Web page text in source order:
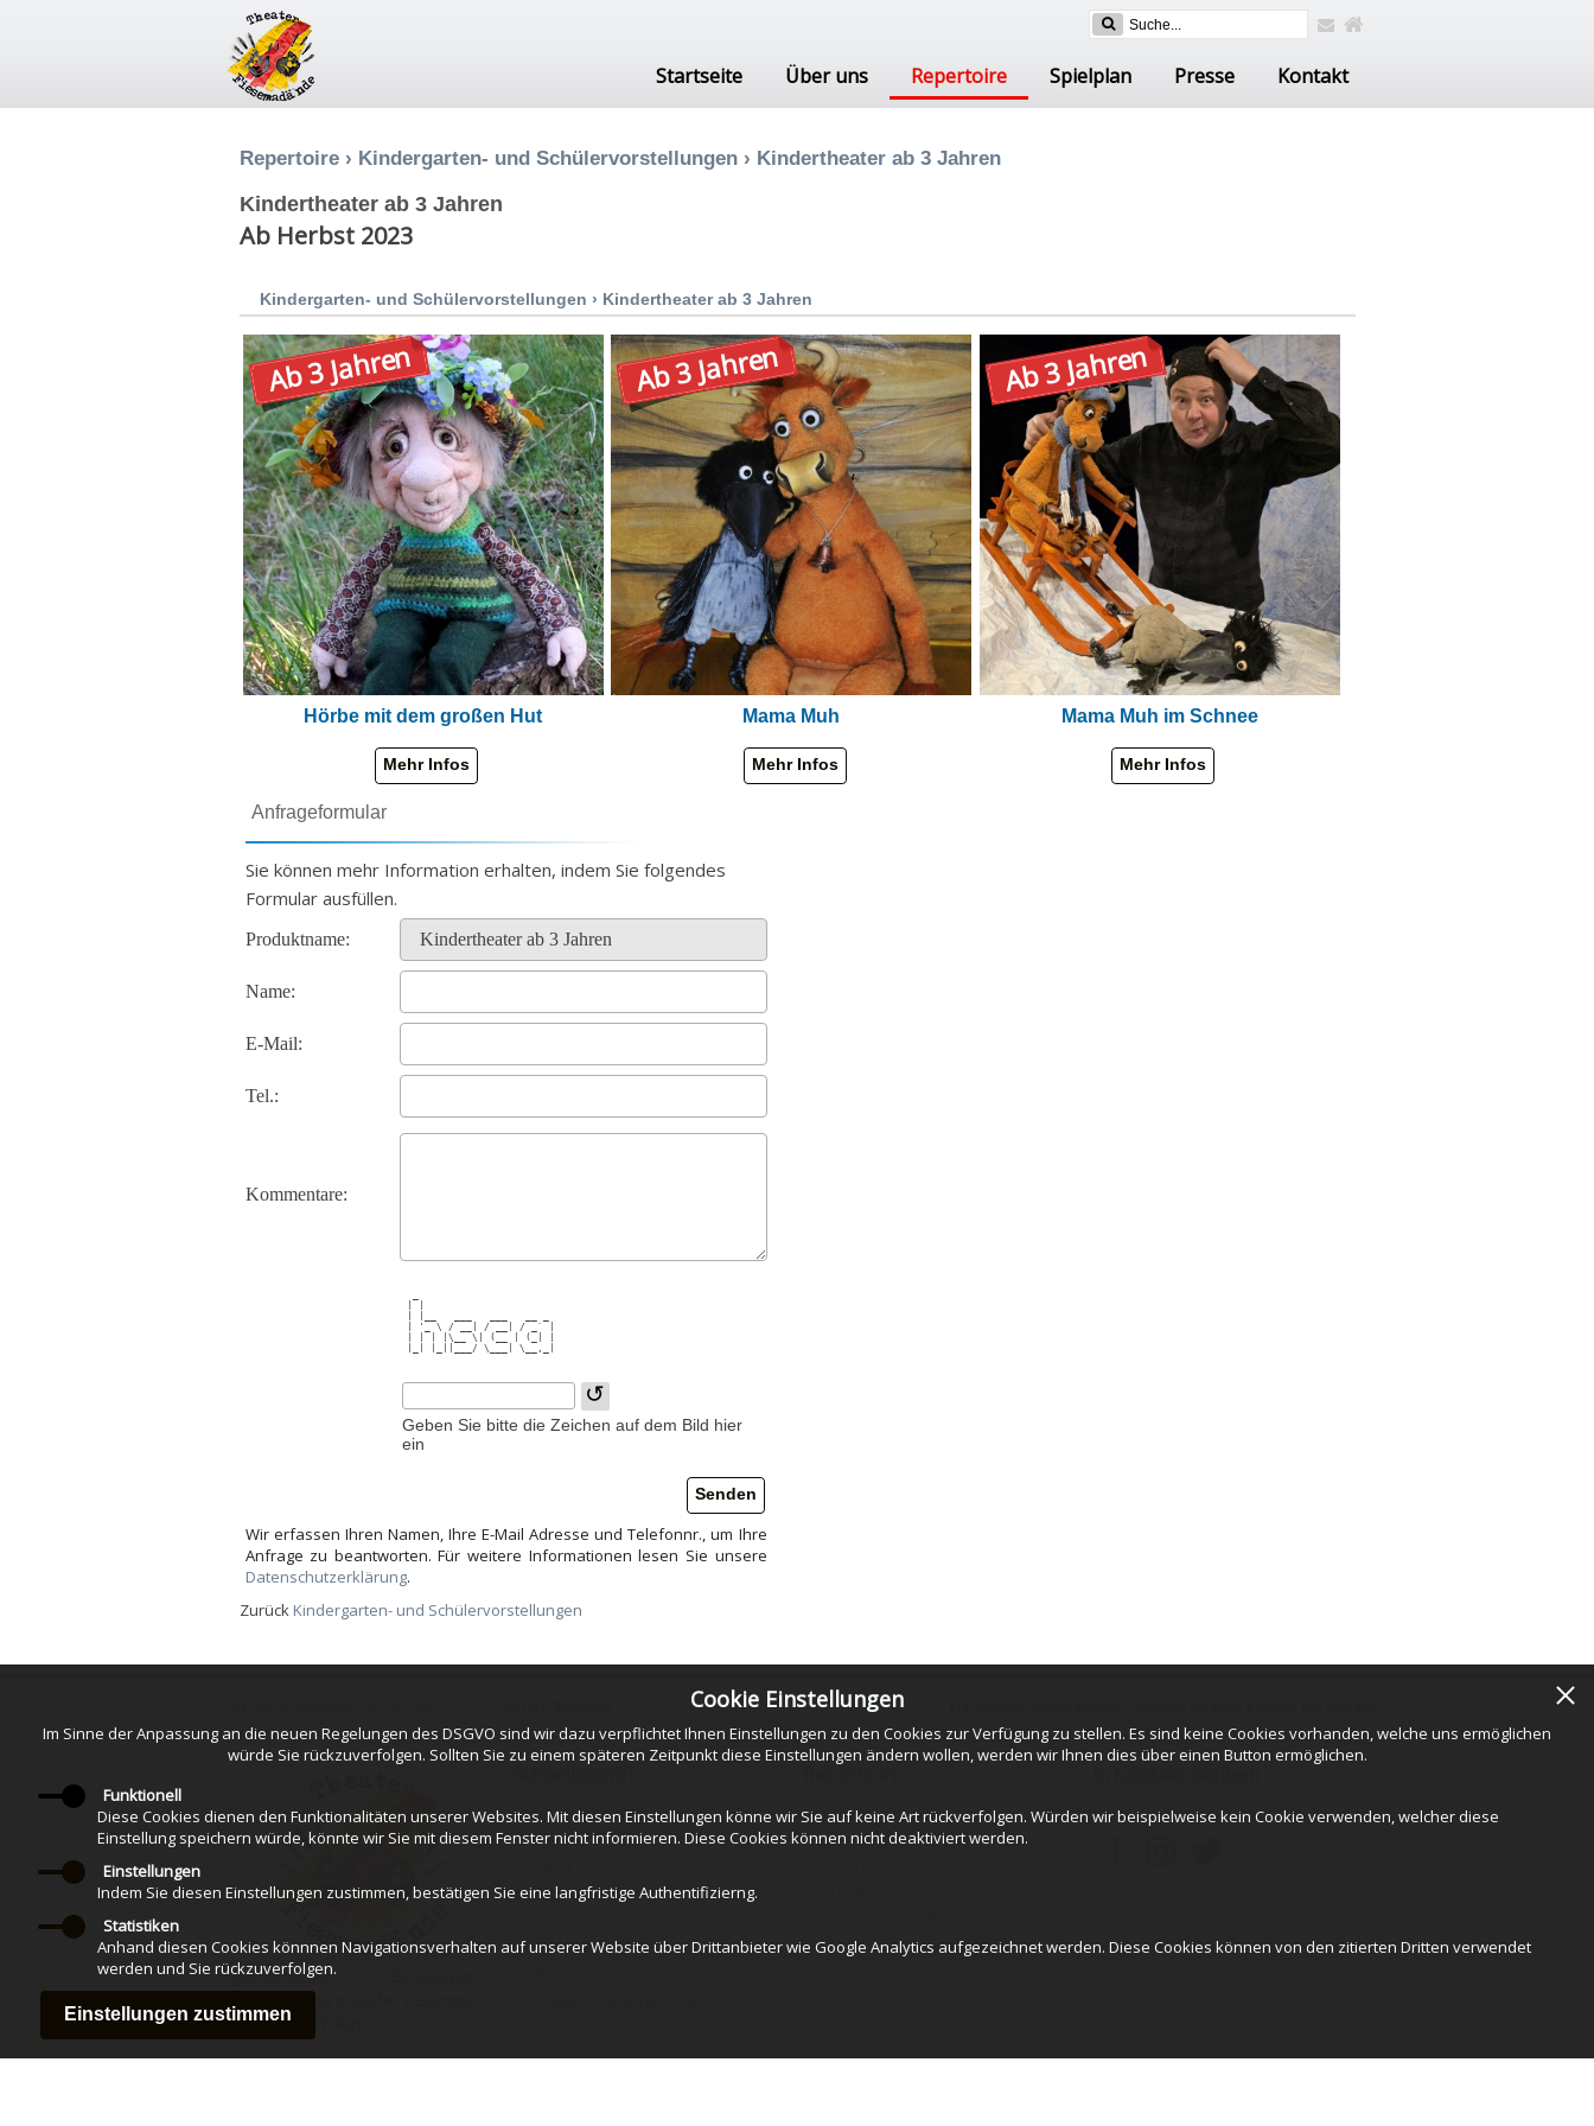
Startseite Über uns Repertoire Spielplan Presse Kontakt
Repertoire› Kindergarten- und Schülervorstellungen› Kindertheater ab 3 Jahren
Kindertheater ab 3 Jahren
Ab Herbst 2023
Kindergarten- und Schülervorstellungen › Kindertheater ab 3 Jahren
Ab 3 Jahren
Hörbe mit dem großen Hut
Ab 3 Jahren
Mama Muh
Ab 3 Jahren
Mama Muh im Schnee
Anfrageformular
Sie können mehr Information erhalten, indem Sie folgendes
Formular ausfüllen.
Produktname:
Name:
E-Mail:
Tel.:
Kommentare:
| '_ \ / __| / __| / _` |
| | | |\__ \| (__ | (_| |
|_| |_||___/ \___| \__,_|
↺
Geben Sie bitte die Zeichen auf dem Bild hier
ein
Wir erfassen Ihren Namen, Ihre E-Mail Adresse und Telefonnr., um Ihre
Anfrage zu beantworten. Für weitere Informationen lesen Sie unsere
Datenschutzerklärung.
Zurück Kindergarten- und Schülervorstellungen
Figurentheater, Schauspiel,
Events und szenische Lesungen
für Groß und Klein.
Startseite
Repertoire
Presse
Erwachsenentheater
Szenische Lesungen
Cookie Einstellungen
Im Sinne der Anpassung an die neuen Regelungen des DSGVO sind wir dazu verpflichtet Ihnen Einstellungen zu den Cookies zur Verfügung zu stellen. Es sind keine Cookies vorhanden, welche uns ermöglichen
würde Sie rückzuverfolgen. Sollten Sie zu einem späteren Zeitpunkt diese Einstellungen ändern wollen, werden wir Ihnen dies über einen Button ermöglichen.
Funktionell
Diese Cookies dienen den Funktionalitäten unserer Websites. Mit diesen Einstellungen könne wir Sie auf keine Art rückverfolgen. Würden wir beispielweise kein Cookie verwenden, welcher diese
Einstellung speichern würde, könnte wir Sie mit diesem Fenster nicht informieren. Diese Cookies können nicht deaktiviert werden.
Einstellungen
Indem Sie diesen Einstellungen zustimmen, bestätigen Sie eine langfristige Authentifizierng.
Statistiken
Anhand diesen Cookies könnnen Navigationsverhalten auf unserer Website über Drittanbieter wie Google Analytics aufgezeichnet werden. Diese Cookies können von den zitierten Dritten verwendet
werden und Sie rückzuverfolgen.